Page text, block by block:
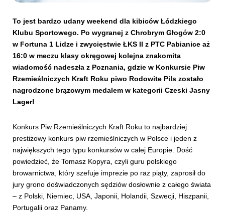
To jest bardzo udany weekend dla kibiców Łódzkiego
Klubu Sportowego. Po wygranej z Chrobrym Głogów 2:0
w Fortuna 1 Lidze i zwycięstwie ŁKS II z PTC Pabianice aż
16:0 w meczu klasy okręgowej kolejna znakomita
wiadomość nadeszła z Poznania, gdzie w Konkursie Piw
Rzemieślniczych Kraft Roku piwo Rodowite Pils zostało
nagrodzone brązowym medalem w kategorii Czeski Jasny
Lager!
Konkurs Piw Rzemieślniczych Kraft Roku to najbardziej
prestiżowy konkurs piw rzemieślniczych w Polsce i jeden z
największych tego typu konkursów w całej Europie. Dość
powiedzieć, że Tomasz Kopyra, czyli guru polskiego
browarnictwa, który szefuje imprezie po raz piąty, zaprosił do
jury grono doświadczonych sędziów dosłownie z całego świata
– z Polski, Niemiec, USA, Japonii, Holandii, Szwecji, Hiszpanii,
Portugalii oraz Panamy.